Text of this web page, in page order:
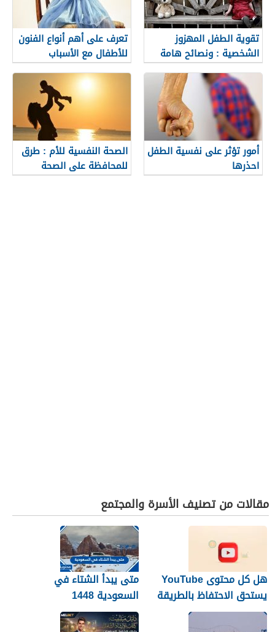
تقوية الطفل المهزوز
الشخصية : ونصائح هامة
ينبغي على الوالدين
معرفتها
تعرف على أهم أنواع الفنون
للأطفال مع الأسباب
أمور تؤثر على نفسية الطفل
احذرها
الصحة النفسية للأم : طرق
للمحافظة على الصحة
النفسية للأم
مقالات من تصنيف الأسرة والمجتمع
هل كل محتوى YouTube
يستحق الاحتفاظ بالطريقة
نفسها؟
متى يبدأ الشتاء في
السعودية 1448